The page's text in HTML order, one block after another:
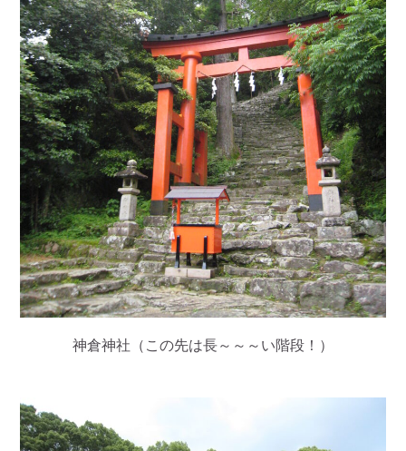
神倉神社（この先は長～～～い階段！）